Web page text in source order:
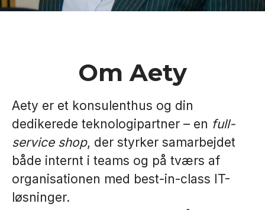
Om Aety
Aety er et konsulenthus og din
dedikerede teknologipartner – en full-
service shop, der styrker samarbejdet
både internt i teams og på tværs af
organisationen med best-in-class IT-
løsninger.